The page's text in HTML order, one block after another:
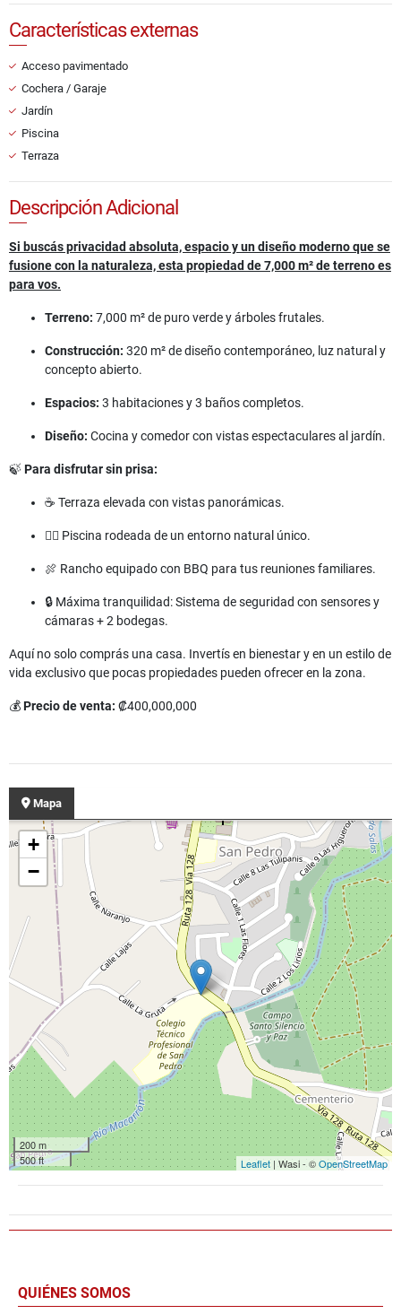
Características externas
Acceso pavimentado
Cochera / Garaje
Jardín
Piscina
Terraza
Descripción Adicional
Si buscás privacidad absoluta, espacio y un diseño moderno que se
fusione con la naturaleza, esta propiedad de 7,000 m² de terreno es
para vos.
Terreno: 7,000 m² de puro verde y árboles frutales.
Construcción: 320 m² de diseño contemporáneo, luz natural y
concepto abierto.
Espacios: 3 habitaciones y 3 baños completos.
Diseño: Cocina y comedor con vistas espectaculares al jardín.
🍃Para disfrutar sin prisa:
☕ Terraza elevada con vistas panorámicas.
🏊‍♂️ Piscina rodeada de un entorno natural único.
🍖 Rancho equipado con BBQ para tus reuniones familiares.
🔒 Máxima tranquilidad: Sistema de seguridad con sensores y
cámaras + 2 bodegas.
Aquí no solo comprás una casa. Invertís en bienestar y en un estilo de
vida exclusivo que pocas propiedades pueden ofrecer en la zona.
💰Precio de venta: ₡400,000,000
Mapa
+
−
200 m
500 ft
Leaflet | Wasi - ©OpenStreetMap
QUIÉNES SOMOS